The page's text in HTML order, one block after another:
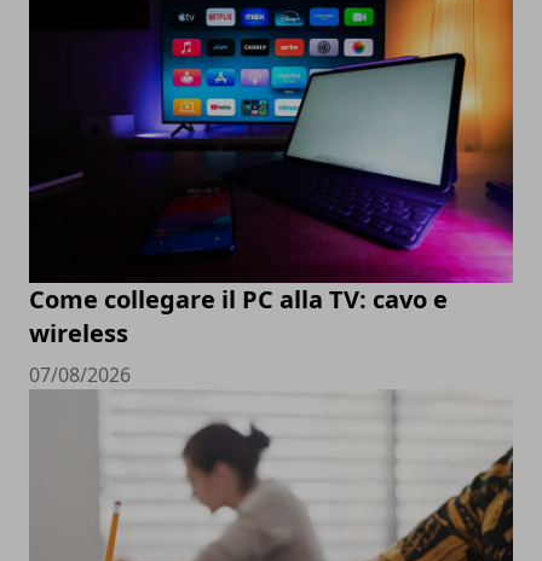
Come collegare il PC alla TV: cavo e
wireless
07/08/2026